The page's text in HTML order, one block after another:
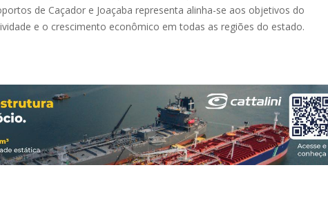
de Caçador e Joaçaba representa alinha-se aos objetivos do
e o crescimento econômico em todas as regiões do estado.